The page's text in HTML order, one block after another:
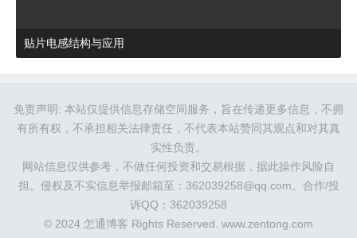
贴片电感结构与应用
免责声明: 本站仅提供信息存储空间服务，旨在传递更多信息，不拥
有所有权，不承担相关法律责任，不代表本站赞同其观点和对其真
实性负责。
网站信息仅供参考，不做任何投资和交易根据，据此操作风险自
担。侵权及不实信息举报邮箱至：362039258@qq.com。合作/投
诉QQ：362039258
© 2024 怎通博客 Rights Reserved. www.zentong.com